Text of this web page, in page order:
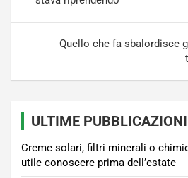
Quello che fa sbalordisce
ULTIME PUBBLICAZIONI
Creme solari, filtri minerali o
utile conoscere prima dell’estate